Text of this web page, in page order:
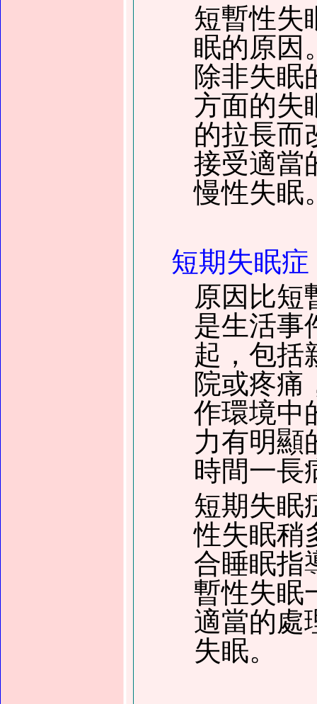
短暫性失
眠的原因
除非失眠
方面的失
的拉長而
接受適當
慢性失眠
短期失眠症
原因比短
是生活事
起， 包括
院或疼痛
作環境中
力有明顯
時間一長
短期失眠
性失眠稍
合睡眠指
暫性失眠
適當的處
失眠。